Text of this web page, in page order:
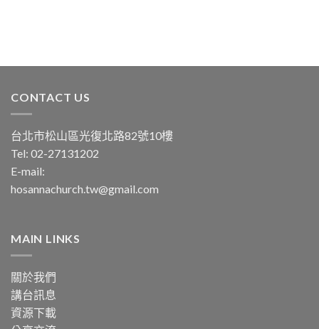
CONTACT US
台北市松山區光復北路82號10樓
Tel: 02-27131202
E-mail:
hosannachurch.tw@gmail.com
MAIN LINKS
關於我們
講台訊息
資源下載